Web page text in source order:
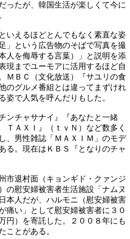
ったが、韓国生活が楽しくて今に
いえるほどとんでもなく素直な姿
」という広告物のそばで写真を撮
人を侮辱する言葉）」と説明を添
現までユーモアに活用するほど自
ＭＢＣ（文化放送）『サユリの食
のグルメ番組とは違ってまずけれ
姿で人気を呼んだりもした。
ンチャサナイ』『あなたと一緒
ＡＸＩ』（ｔｖＮ）など数多く
、男性雑誌「ＭＡＸＩＭ」のモデ
る。現在はＫＢＳ『となりのチャ
市退村面（キョンギド・クァンジ
の慰安婦被害者生活施設「ナムヌ
本人だが、ハルモニ（慰安婦被害
痛い」として慰安婦被害者に３０
円）を寄託した。２００８年にも
ことがある。